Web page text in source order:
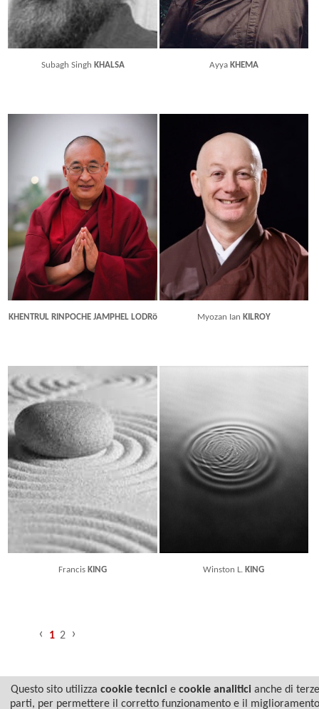
Subagh Singh KHALSA Ayya KHEMA
KHENTRUL RINPOCHE JAMPHEL LODRö Myozan Ian KILROY
Francis KING Winston L. KING
‹ 1 2 ›
Questo sito utilizza cookie tecnicie cookie analiticianche di terze
parti, per permettere il corretto funzionamento e il miglioramento